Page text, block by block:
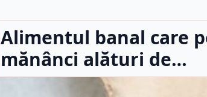
Alimentul banal care
mănânci alături de…